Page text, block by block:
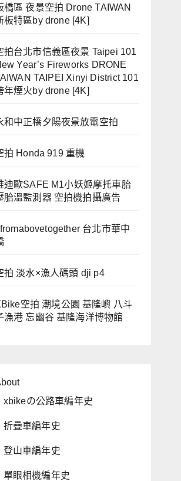
橋區 夜景空拍 Drone TAIWAN
板特區by drone [4K]
拍台北市信義區夜景 Taipei 101
Year’s Fireworks DRONE
TAIPEI Xinyi District 101
年煙火by drone [4K]
和中正橋夕陽夜景放電空拍
拍 Honda 919 重機
迪歐SAFE M1小妖姬摩托車胎
胎溫監測器 空拍機拍攝廣告
台北市華中
拍 淡水×漁人碼頭 dji p4
空拍 潮境公園 基隆嶼 八斗
漁港 忘幽谷 基隆海洋博物館
xbikeの公路車編年史
折疊車編年史
登山車編年史
單眼相機編年史